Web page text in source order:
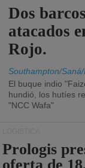
Dos
atacados
Rojo.
Southampton/
El buque indio
hundió, los hutíes
"NCC Wafa"
Prologis